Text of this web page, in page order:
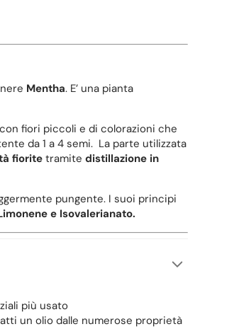
Mentha. E’ una pianta
fiori piccoli e di colorazioni che
da 1 a 4 semi. La parte utilizzata
fioritetramite distillazione in
pungente. I suoi principi
e Isovalerianato.
più usato
un olio dalle numerose proprietà